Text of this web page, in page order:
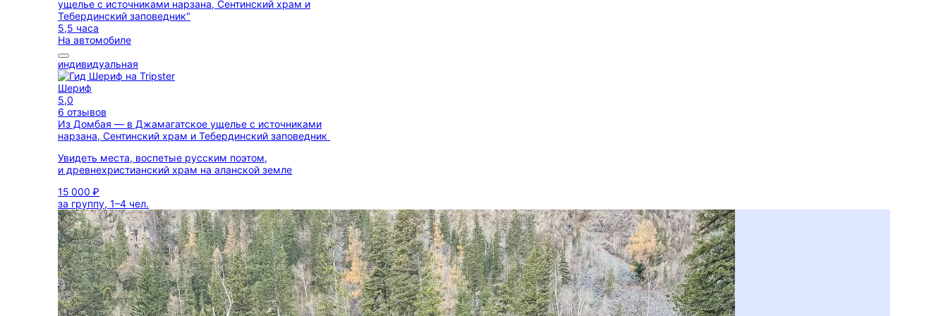
5,5 часа
На автомобиле
индивидуальная
Шериф
5,0
6 отзывов
Из Домбая — в Джамагатское ущелье с источниками
нарзана, Сентинский храм и Тебердинский заповедник
Увидеть места, воспетые русским поэтом,
и древнехристианский храм на аланской земле
15 000 ₽
за группу, 1–4 чел.